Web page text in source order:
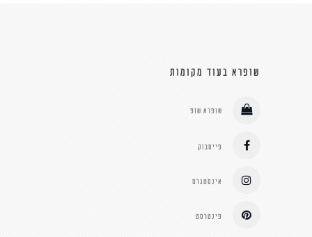
שופרא בעוד מקומות
שופרא שופ
פייסבוק
אינסטגרם
פינטרסט